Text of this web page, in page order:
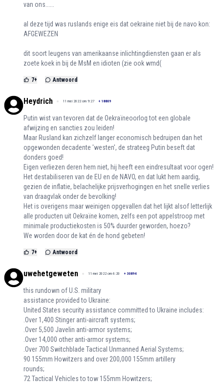
van ons......
al deze tijd was ruslands enige eis dat oekraine niet bij de navo kon:
AFGEWEZEN
dit soort leugens van amerikaanse inlichtingdiensten gaan er als
zoete koek in bij de MsM en idioten (zie ook wmd(
7+ Antwoord
Heydrich 11 mei 2022 om 9:27 + 18809
Putin wist van tevoren dat de Oekraïneoorlog tot een globale
afwijzing en sancties zou leiden!
Maar Rusland kan zichzelf langer economisch bedruipen dan het
opgewonden decadente 'westen', de strateeg Putin beseft dat
donders goed!
Eigen verliezen deren hem niet, hij heeft een eindresultaat voor ogen!
Het destabiliseren van de EU en de NAVO, en dat lukt hem aardig,
gezien de inflatie, belachelijke prijsverhogingen en het snelle verlies
van draagvlak onder de bevolking!
Het is overigens maar weinigen opgevallen dat het lijkt alsof letterlijk
alle producten uit Oekraïne komen, zelfs een pot appelstroop met
minimale productiekosten is 50% duurder geworden, hoezo?
We worden door de kat én de hond gebeten!
7+ Antwoord
uwehetgeweten 11 mei 2022 om 6:20 + 30894
this rundown of U.S. military
assistance provided to Ukraine:
United States security assistance committed to Ukraine includes:
.Over 1,400 Stinger anti-aircraft systems;
.Over 5,500 Javelin anti-armor systems;
.Over 14,000 other anti-armor systems;
.Over 700 Switchblade Tactical Unmanned Aerial Systems;
90 155mm Howitzers and over 200,000 155mm artillery
rounds;
72 Tactical Vehicles to tow 155mm Howitzers;